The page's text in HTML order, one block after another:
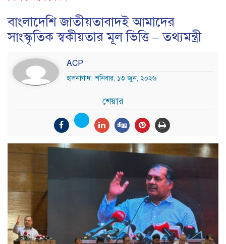
বাংলাদেশি জাতীয়তাবাদই আমাদের
সাংস্কৃতিক স্বকীয়তার মূল ভিত্তি – তথ্যমন্ত্রী
ACP
হালনাগাদ: শনিবার, ১৩ জুন, ২০২৬
শেয়ার